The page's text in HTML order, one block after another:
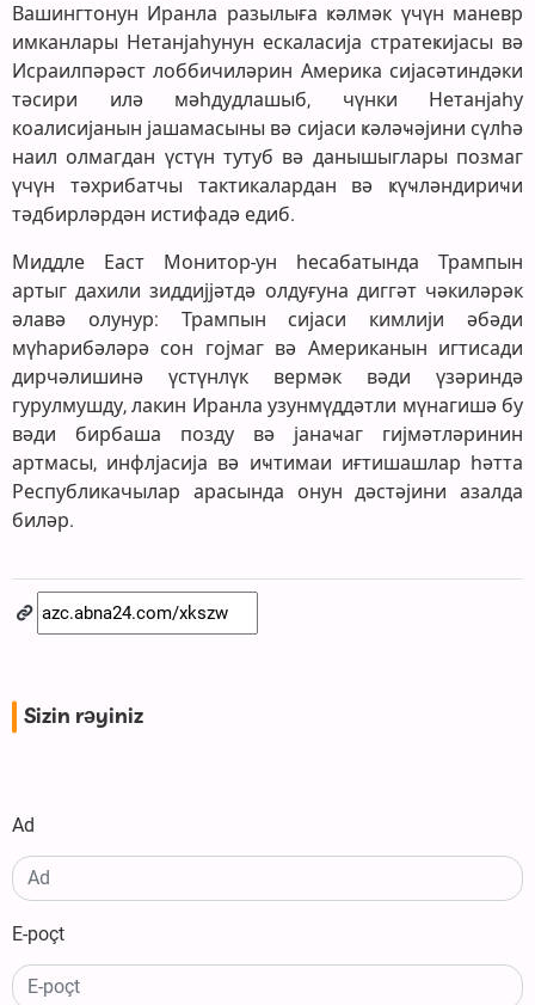
Вашингтонун Иранла разылыға ҝәлмәк үчүн маневр
имканлары Нетанјаһунун ескаласија стратеҝијасы вә
Исраилпәрәст лоббичиләрин Америка сијасәтиндәки
тәсири илә мәһдудлашыб, чүнки Нетанјаһу
коалисијанын јашамасыны вә сијаси ҝәләҹәјини сүлһә
наил олмагдан үстүн тутуб вә данышыглары позмаг
үчүн тәхрибатчы тактикалардан вә ҝүҹләндириҹи
тәдбирләрдән истифадә едиб.
Миддле Еаст Монитор-ун һесабатында Трампын
артыг дахили зиддијјәтдә олдуғуна диггәт чәкиләрәк
әлавә олунур: Трампын сијаси кимлији әбәди
мүһарибәләрә сон гојмаг вә Американын игтисади
дирчәлишинә үстүнлүк вермәк вәди үзәриндә
гурулмушду, лакин Иранла узунмүддәтли мүнагишә бу
вәди бирбаша позду вә јанаҹаг гијмәтләринин
артмасы, инфлјасија вә иҹтимаи иғтишашлар һәтта
Республикачылар арасында онун дәстәјини азалда
биләр.
Sizin rəyiniz
Ad
E-poçt